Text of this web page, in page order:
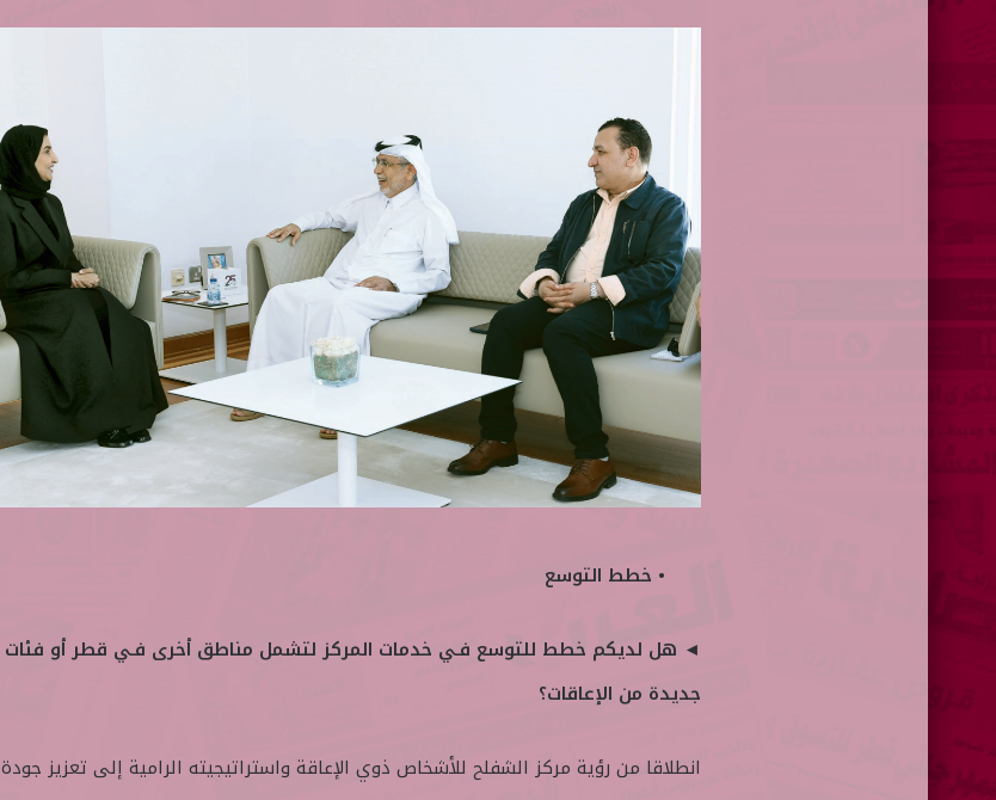
• خطط التوسع
◄ هل لديكم خطط للتوسع فـي خدمات المركز لتشمل مناطق أخرى فـي قطر أو فئات
جديدة من الإعاقات؟
انطلاقا من رؤية مركز الشفلح للأشخاص ذوي الإعاقة واستراتيجيته الرامية إلى تعزيز جودة